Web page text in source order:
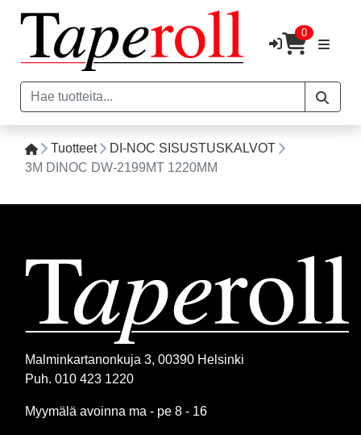
0
Tuotteet
DI-NOC SISUSTUSKALVOT
3M DINOC DW-2199MT 1220MM
Malminkartanonkuja 3, 00390 Helsinki
Puh. 010 423 1220
Myymälä avoinna ma - pe 8 - 16